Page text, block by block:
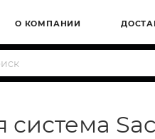
О КОМПАНИИ
система